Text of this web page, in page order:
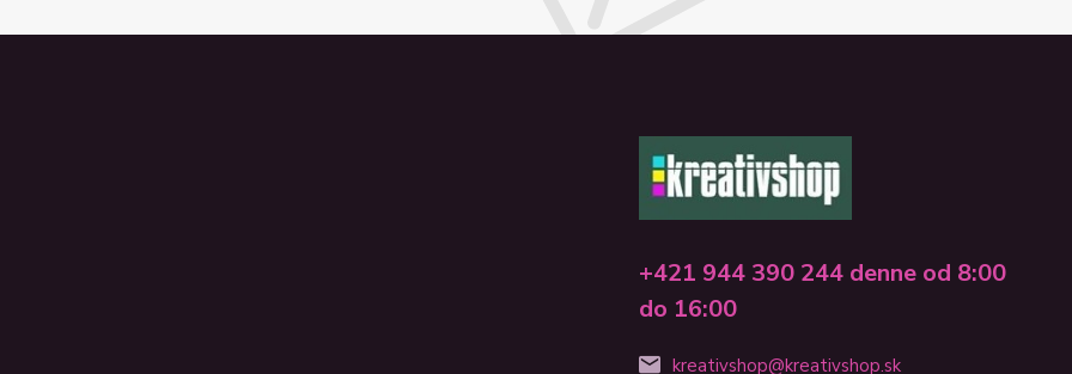
+421 944 390 244 denne od 8:00
do 16:00
kreativshop@kreativshop.sk